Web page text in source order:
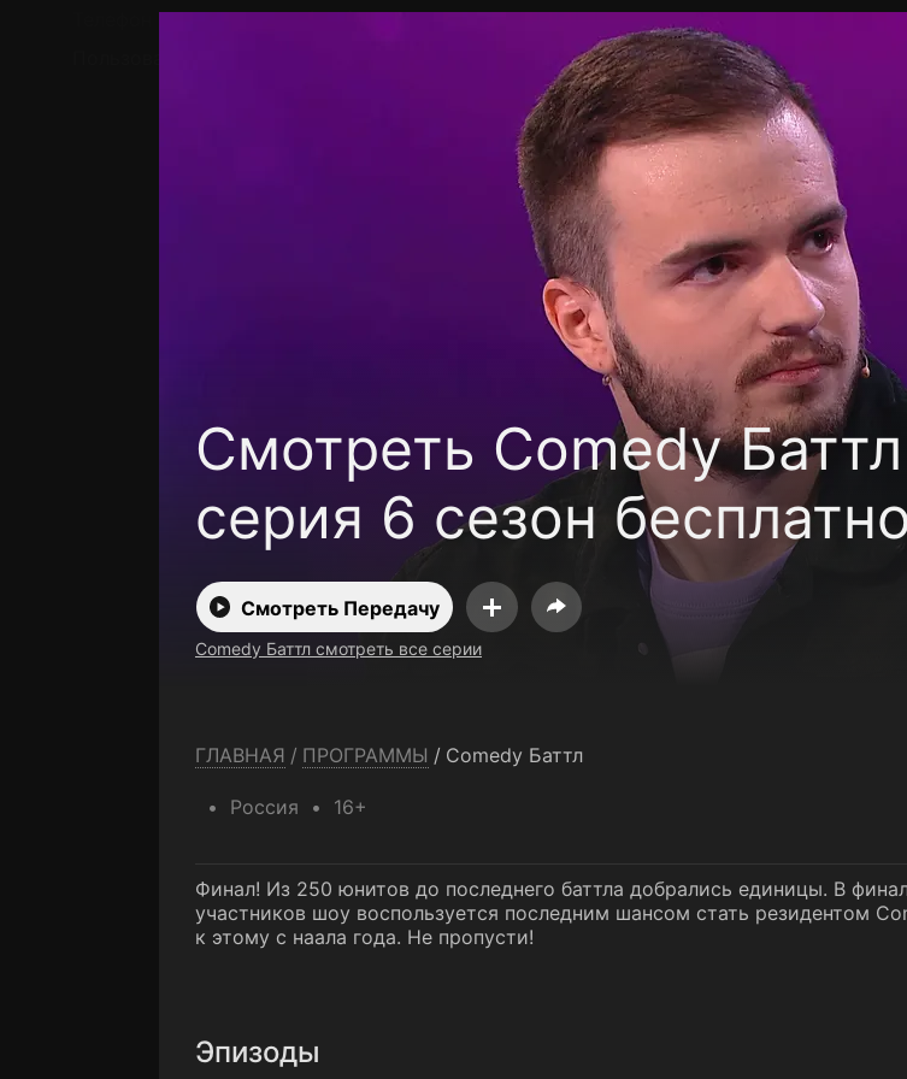
Смотреть Comedy
серия 6 сезон
Смотреть Передачу
Comedy Баттл смотреть все серии
ГЛАВНАЯ / ПРОГРАММЫ / Comedy Баттл
Россия 16+
Финал! Из 250 юнитов до последнего баттла добрались единицы. В
участников шоу воспользуется последним шансом стать резидентом
к этому с наала года. Не пропусти!
Эпизоды
Телефон поддержки:+7 (727) 323 10 92
Политика конфиденциальности Открыть